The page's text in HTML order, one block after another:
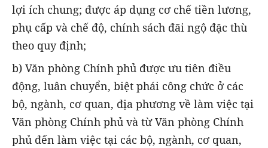
lợi ích chung; được áp dụng cơ chế tiền lương,
phụ cấp và chế độ, chính sách đãi ngộ đặc thù
theo quy định;
b) Văn phòng Chính phủ được ưu tiên điều
động, luân chuyển, biệt phái công chức ở các
bộ, ngành, cơ quan, địa phương về làm việc tại
Văn phòng Chính phủ và từ Văn phòng Chính
phủ đến làm việc tại các bộ, ngành, cơ quan,